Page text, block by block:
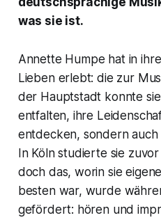
was sie ist.
Annette Humpe hat in
Lieben erlebt: die zur
der Hauptstadt konnte
entfalten, ihre
entdecken, sondern
In Köln studierte sie
doch das, worin sie
besten war, wurde
gefördert: hören und